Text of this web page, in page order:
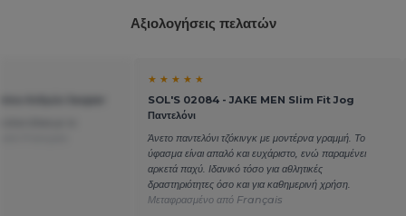
Αξιολογήσεις πελατών
★ ★ ★ ★ ★
SOL'S 02084 - JAKE MEN Slim Fit Jog
Παντελόνι
Άνετο παντελόνι τζόκινγκ με μοντέρνα γραμμή. Το
ύφασμα είναι απαλό και ευχάριστο, ενώ παραμένει
αρκετά παχύ. Ιδανικό τόσο για αθλητικές
δραστηριότητες όσο και για καθημερινή χρήση.
Μεταφρασμένο από Français